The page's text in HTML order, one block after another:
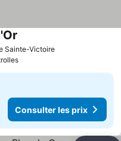
Sainte-VictoireConsulter les
Consulter les prix